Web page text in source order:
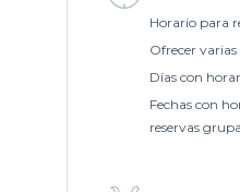
Horario para
Ofrecer
Días con
Fechas con
reservas